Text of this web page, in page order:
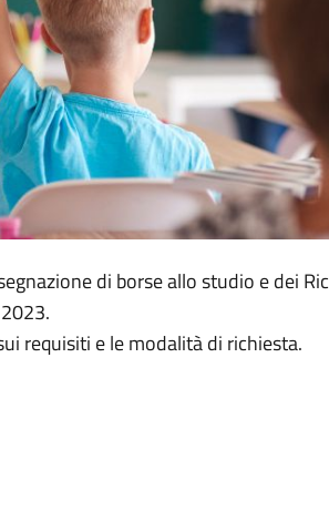
di borse allo studio e dei
requisiti e le modalità di richiesta.